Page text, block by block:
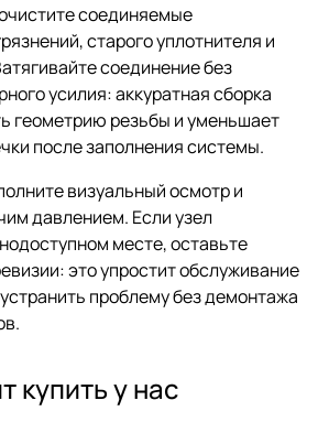
соединяемые
старого уплотнителя и
соединение без
усилия: аккуратная сборка
геометрию резьбы и уменьшает
после заполнения системы.
визуальный осмотр и
давлением. Если узел
месте, оставьте
это упростит обслуживание
проблему без демонтажа
купить у нас